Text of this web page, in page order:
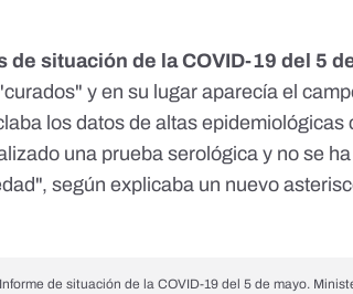
de situación de la COVID-19 del 5
y en su lugar aparecía el
los datos de altas epidemiológicas
una prueba serológica y no se
según explicaba un nuevo
Informe de situación de la COVID-19 del 5 de mayo.